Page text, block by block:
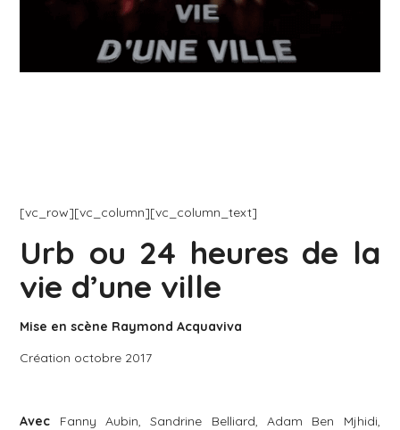
[vc_row][vc_column][vc_column_text]
Urb ou 24 heures de la
vie d’une ville
Mise en scène Raymond Acquaviva
Création octobre 2017
Avec Fanny Aubin, Sandrine Belliard, Adam Ben Mjhidi,